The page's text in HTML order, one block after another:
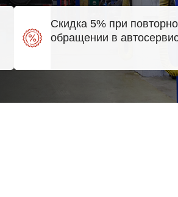
Скидка 5% при
обращении в